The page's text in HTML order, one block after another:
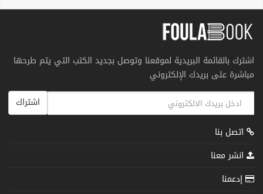
اشترك بالقائمة البريدية لموقعنا وتوصل بجديد الكتب التي يتم طرحها
مباشرة على بريدك الإلكتروني
اشتراك
اتصل بنا
انشر معنا
إدعمنا